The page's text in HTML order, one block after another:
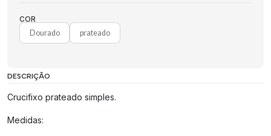
COR
Dourado
prateado
DESCRIÇÃO
Crucifixo prateado simples.
Medidas: